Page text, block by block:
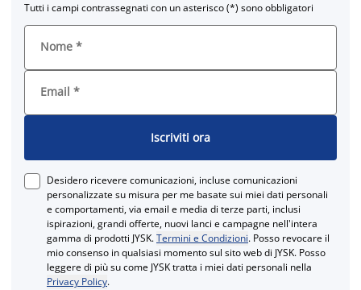
Tutti i campi contrassegnati con un asterisco (*) sono obbligatori
Nome *
Email *
Iscriviti ora
Desidero ricevere comunicazioni, incluse comunicazioni
personalizzate su misura per me basate sui miei dati personali
e comportamenti, via email e media di terze parti, inclusi
ispirazioni, grandi offerte, nuovi lanci e campagne nell'intera
gamma di prodotti JYSK.Termini e Condizioni. Posso revocare il
mio consenso in qualsiasi momento sul sito web di JYSK. Posso
leggere di più su come JYSK tratta i miei dati personali nella
Privacy Policy.